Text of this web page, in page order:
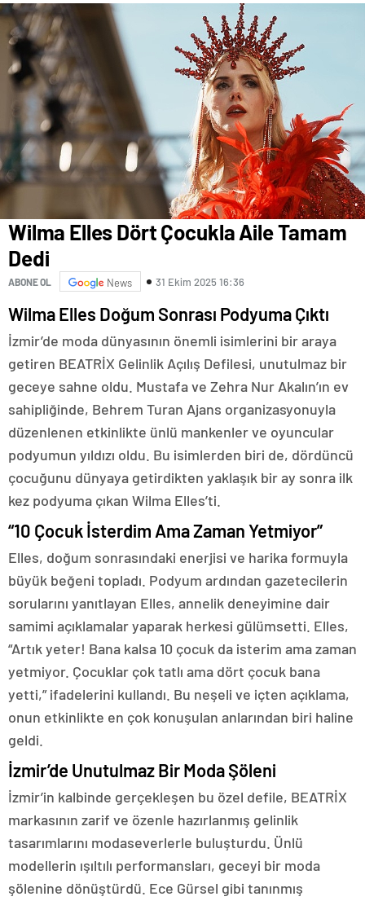
Wilma Elles Dört Çocukla Aile Tamam
Dedi
ABONE OL News 31 Ekim 2025 16:36
Wilma Elles Doğum Sonrası Podyuma Çıktı
İzmir’de moda dünyasının önemli isimlerini bir araya
getiren BEATRİX Gelinlik Açılış Defilesi, unutulmaz bir
geceye sahne oldu. Mustafa ve Zehra Nur Akalın’ın ev
sahipliğinde, Behrem Turan Ajans organizasyonuyla
düzenlenen etkinlikte ünlü mankenler ve oyuncular
podyumun yıldızı oldu. Bu isimlerden biri de, dördüncü
çocuğunu dünyaya getirdikten yaklaşık bir ay sonra ilk
kez podyuma çıkan Wilma Elles’ti.
“10 Çocuk İsterdim Ama Zaman Yetmiyor”
Elles, doğum sonrasındaki enerjisi ve harika formuyla
büyük beğeni topladı. Podyum ardından gazetecilerin
sorularını yanıtlayan Elles, annelik deneyimine dair
samimi açıklamalar yaparak herkesi gülümsetti. Elles,
“Artık yeter! Bana kalsa 10 çocuk da isterim ama zaman
yetmiyor. Çocuklar çok tatlı ama dört çocuk bana
yetti,” ifadelerini kullandı. Bu neşeli ve içten açıklama,
onun etkinlikte en çok konuşulan anlarından biri haline
geldi.
İzmir’de Unutulmaz Bir Moda Şöleni
İzmir’in kalbinde gerçekleşen bu özel defile, BEATRİX
markasının zarif ve özenle hazırlanmış gelinlik
tasarımlarını modaseverlerle buluşturdu. Ünlü
modellerin ışıltılı performansları, geceyi bir moda
şölenine dönüştürdü. Ece Gürsel gibi tanınmış